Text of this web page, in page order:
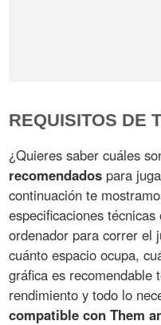
REQUISITOS DE
¿Quieres saber cuáles
recomendados para
continuación te
especificaciones
ordenador para correr el
cuánto espacio ocupa,
gráfica es recomendable
rendimiento y todo lo
compatible con Them